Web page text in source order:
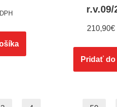
r.v.09/
210,90€
Pridať